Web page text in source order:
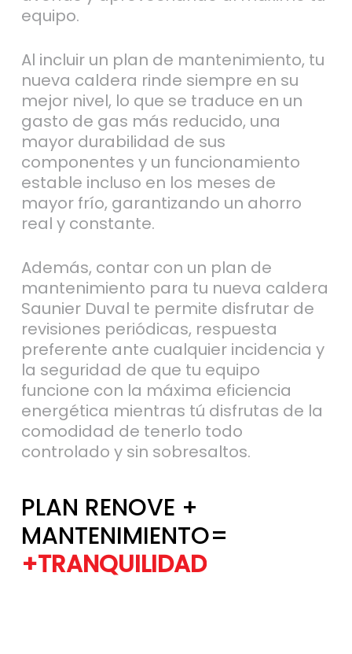
Al incluir un plan de mantenimiento, tu
nueva caldera rinde siempre en su
mejor nivel, lo que se traduce en un
gasto de gas más reducido, una
mayor durabilidad de sus
componentes y un funcionamiento
estable incluso en los meses de
mayor frío, garantizando un ahorro
real y constante.
Además, contar con un plan de
mantenimiento para tu nueva caldera
Saunier Duval te permite disfrutar de
revisiones periódicas, respuesta
preferente ante cualquier incidencia y
la seguridad de que tu equipo
funcione con la máxima eficiencia
energética mientras tú disfrutas de la
comodidad de tenerlo todo
controlado y sin sobresaltos.
MANTENIMIENTO=
+TRANQUILIDAD
+EFICIENCIA